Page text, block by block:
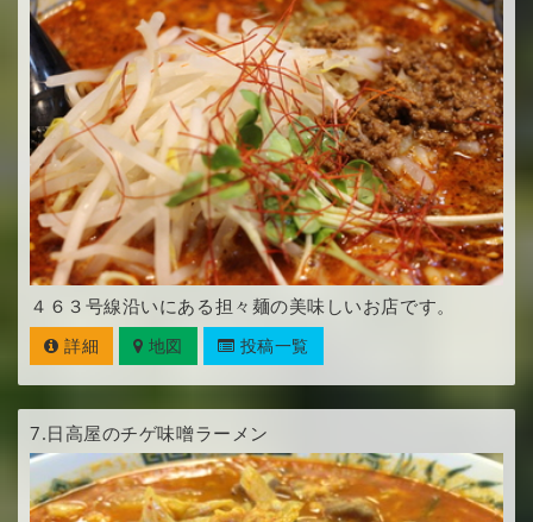
４６３号線沿いにある担々麺の美味しいお店です。
詳細 地図 投稿一覧
7.日高屋のチゲ味噌ラーメン